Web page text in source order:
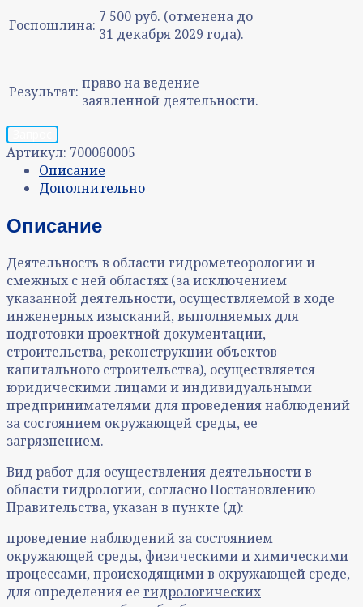
Госпошлина: 7 500 руб. (отменена до
31 декабря 2029 года).
Результат: право на ведение
заявленной деятельности.
Артикул: 700060005
Описание
Дополнительно
Описание
Деятельность в области гидрометеорологии и
смежных с ней областях (за исключением
указанной деятельности, осуществляемой в ходе
инженерных изысканий, выполняемых для
подготовки проектной документации,
строительства, реконструкции объектов
капитального строительства), осуществляется
юридическими лицами и индивидуальными
предпринимателями для проведения наблюдений
за состоянием окружающей среды, ее
загрязнением.
Вид работ для осуществления деятельности в
области гидрологии, согласно Постановлению
Правительства, указан в пункте (д):
проведение наблюдений за состоянием
окружающей среды, физическими и химическими
процессами, происходящими в окружающей среде,
для определения ее гидрологических